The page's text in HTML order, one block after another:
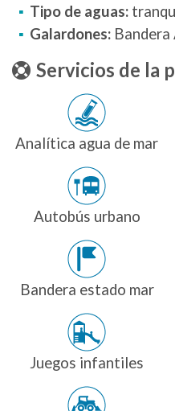
Tipo de aguas:
Galardones: Bandera
Servicios de la
Analítica agua de mar
Autobús urbano
Bandera estado mar
Juegos infantiles